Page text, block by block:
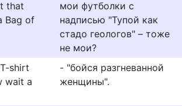
that
Bag of
мои футболки с
надписью "Тупой как
стадо геологов" – тоже
не мои?
shirt
wait a
- "бойся разгневанной
женщины".